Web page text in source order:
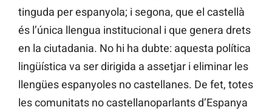
tinguda per espanyola; i segona, que el castellà
és l’única llengua institucional i que genera drets
en la ciutadania. No hi ha dubte: aquesta política
lingüística va ser dirigida a assetjar i eliminar les
llengües espanyoles no castellanes. De fet, totes
les comunitats no castellanoparlants d’Espanya